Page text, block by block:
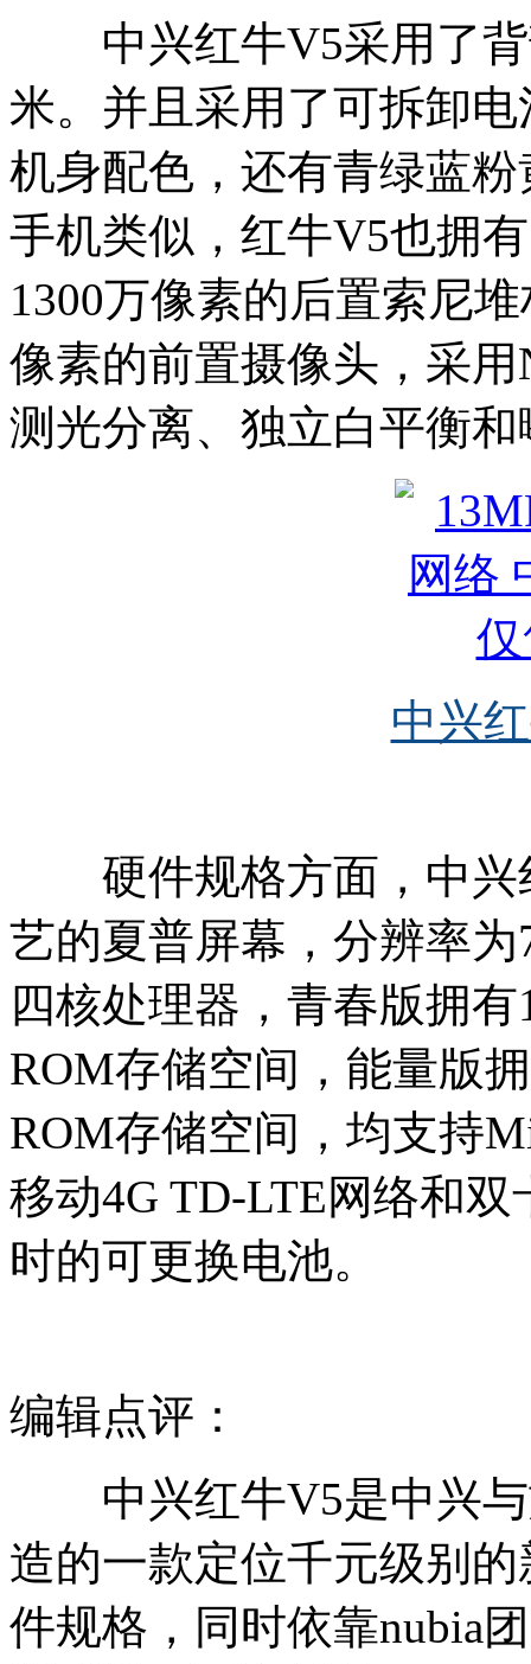
中兴红牛V5采用了背
米。并且采用了可拆卸
机身配色，还有青绿蓝
手机类似，红牛V5也拥
1300万像素的后置索尼
像素的前置摄像头，采
测光分离、独立白平衡
中兴
硬件规格方面，中兴
艺的夏普屏幕，分辨率
四核处理器，青春版拥
ROM存储空间，能量版
ROM存储空间，均支持
移动4G TD-LTE网络和
时的可更换电池。
编辑点评：
中兴红牛V5是中兴与
造的一款定位千元级别
件规格，同时依靠nubia